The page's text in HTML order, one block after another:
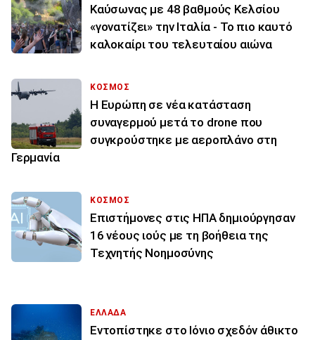
Καύσωνας με 48 βαθμούς Κελσίου
«γονατίζει» την Ιταλία - Το πιο καυτό
καλοκαίρι του τελευταίου αιώνα
ΚΟΣΜΟΣ
Η Ευρώπη σε νέα κατάσταση
συναγερμού μετά το drone που
συγκρούστηκε με αεροπλάνο στη
Γερμανία
ΚΟΣΜΟΣ
Επιστήμονες στις ΗΠΑ δημιούργησαν
16 νέους ιούς με τη βοήθεια της
Τεχνητής Νοημοσύνης
ΕΛΛΑΔΑ
Εντοπίστηκε στο Ιόνιο σχεδόν άθικτο